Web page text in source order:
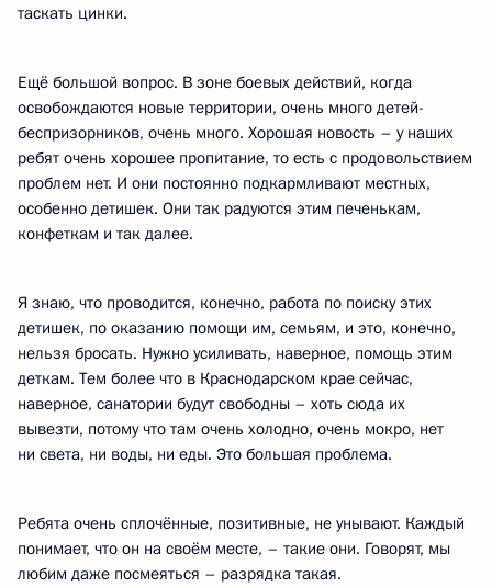
таскать цинки.
Ещё большой вопрос. В зоне боевых действий, когда
освобождаются новые территории, очень много детей-
беспризорников, очень много. Хорошая новость – у наших
ребят очень хорошее пропитание, то есть с продовольствием
проблем нет. И они постоянно подкармливают местных,
особенно детишек. Они так радуются этим печенькам,
конфеткам и так далее.
Я знаю, что проводится, конечно, работа по поиску этих
детишек, по оказанию помощи им, семьям, и это, конечно,
нельзя бросать. Нужно усиливать, наверное, помощь этим
деткам. Тем более что в Краснодарском крае сейчас,
наверное, санатории будут свободны – хоть сюда их
вывезти, потому что там очень холодно, очень мокро, нет
ни света, ни воды, ни еды. Это большая проблема.
Ребята очень сплочённые, позитивные, не унывают. Каждый
понимает, что он на своём месте, – такие они. Говорят, мы
любим даже посмеяться – разрядка такая.